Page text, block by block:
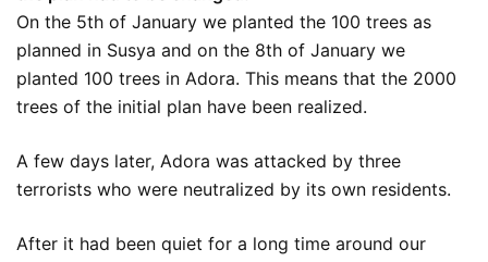
On the 5th of January we planted the 100 trees as
planned in Susya and on the 8th of January we
planted 100 trees in Adora. This means that the 2000
trees of the initial plan have been realized.
A few days later, Adora was attacked by three
terrorists who were neutralized by its own residents.
After it had been quiet for a long time around our